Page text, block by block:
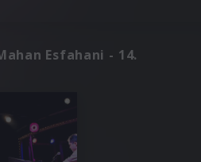
Esfahani - 14.